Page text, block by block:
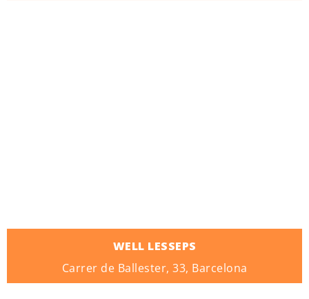
WELL LESSEPS
Carrer de Ballester, 33, Barcelona